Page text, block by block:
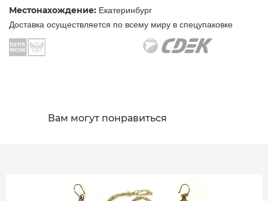
Местонахождение: Екатеринбург
Доставка осуществляется по всему миру в спецупаковке
Вам могут понравиться